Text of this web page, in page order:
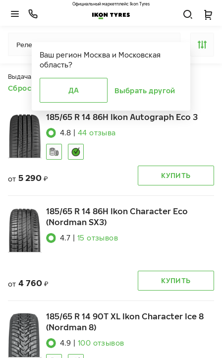
Ваш регион Москва и Московская
область?
ДА Выбрать другой
Официальный маркетплейс Ikon Tyres
Релевантность
Выдача продуктов ограничена действием фильтров
Сбросить все фильтры
185/65 R 14 86H Ikon Autograph Eco 3
4.8 44 отзыва
от 5 290 ₽ КУПИТЬ
185/65 R 14 86H Ikon Character Eco
(Nordman SX3)
4.7 15 отзывов
от 4 760 ₽ КУПИТЬ
185/65 R 14 90T XL Ikon Character Ice 8
(Nordman 8)
4.9 100 отзывов